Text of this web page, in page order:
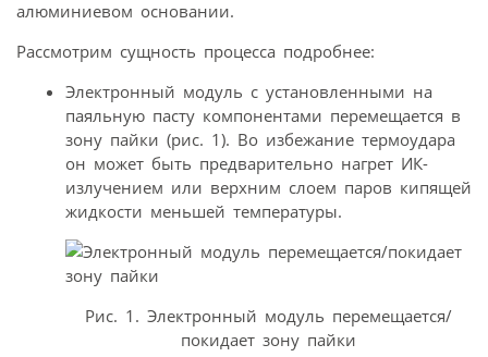
алюминиевом основании.
Рассмотрим сущность процесса подробнее:
Электронный модуль с установленными на
паяльную пасту компонентами перемещается в
зону пайки (рис. 1). Во избежание термоудара
он может быть предварительно нагрет ИК-
излучением или верхним слоем паров кипящей
жидкости меньшей температуры.
Рис. 1. Электронный модуль перемещается/
покидает зону пайки